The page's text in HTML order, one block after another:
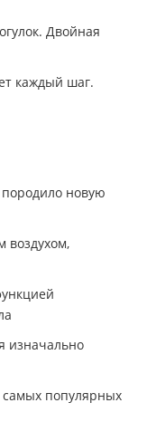
Двойная
каждый шаг.
новую
воздухом,
изначально
самых популярных